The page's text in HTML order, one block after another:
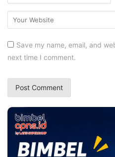
Save my name, email, and
next time I comment.